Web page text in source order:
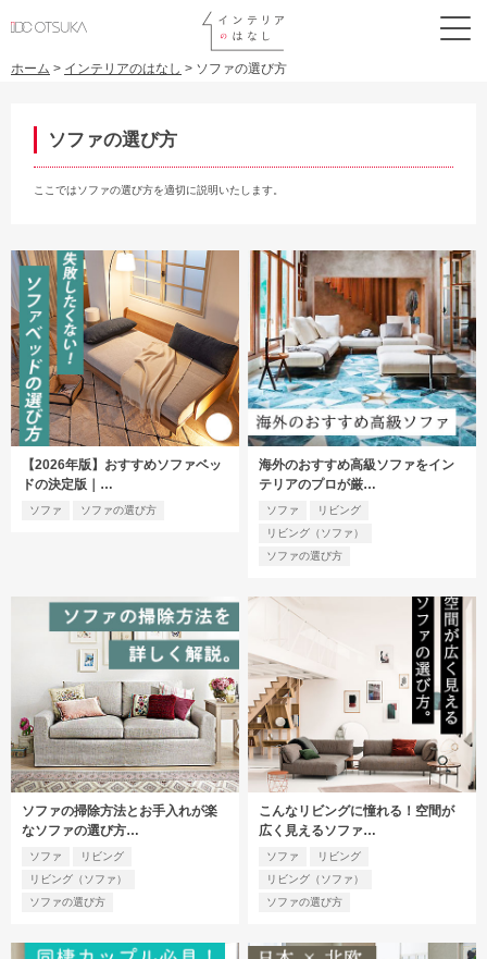
ホーム > インテリアのはなし > ソファの選び方
ソファの選び方
ここではソファの選び方を適切に説明いたします。
【2026年版】おすすめソファベッ
ドの決定版｜…
ソファ ソファの選び方
海外のおすすめ高級ソファをイン
テリアのプロが厳…
ソファ
リビング
リビング（ソファ）
ソファの選び方
ソファの掃除方法とお手入れが楽
なソファの選び方…
ソファ
リビング
リビング（ソファ）
ソファの選び方
こんなリビングに憧れる！空間が
広く見えるソファ…
ソファ
リビング
リビング（ソファ）
ソファの選び方